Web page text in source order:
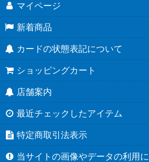
マイページ
新着商品
カードの状態表記について
ショッピングカート
店舗案内
最近チェックしたアイテム
特定商取引法表示
当サイトの画像やデータの利用